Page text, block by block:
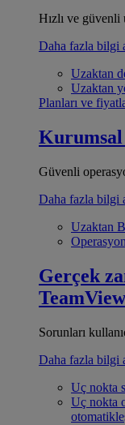
Hızlı ve
Daha fazla bilgi
Uzaktan
Uzaktan
Planları ve
Kurumsal
Güvenli
Daha fazla bilgi
Uzaktan
Gerçek
Sorunları
Daha fazla bilgi
Uç nokta
Uç nokta